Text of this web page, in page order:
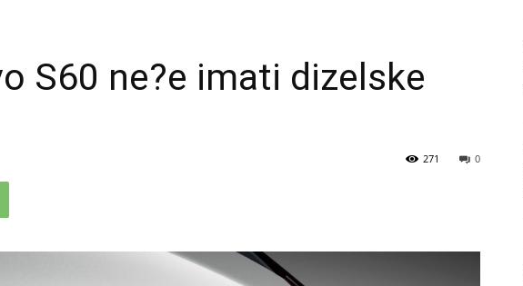
S60 ne?e imati dizelske
0
271